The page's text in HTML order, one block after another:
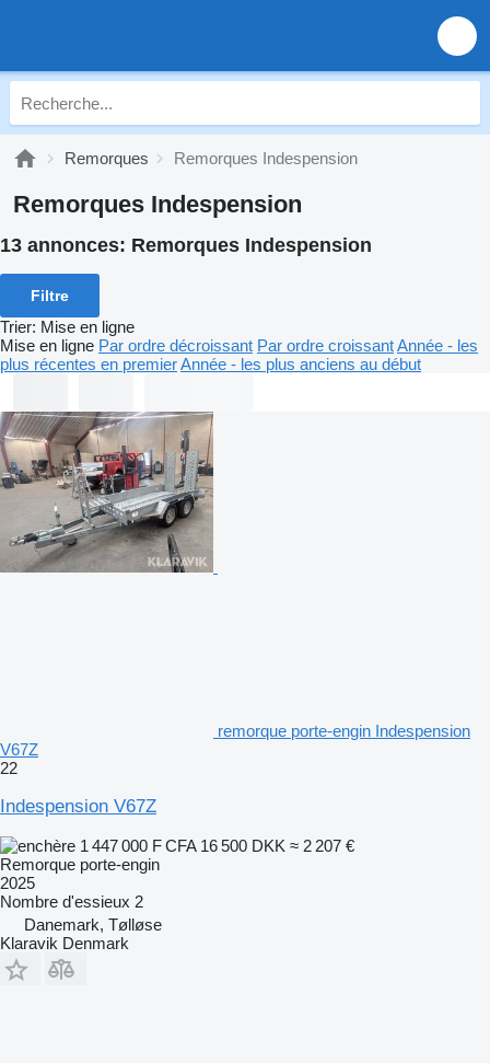
Remorques Remorques Indespension
Remorques Indespension
13 annonces: Remorques Indespension
Filtre
Trier: Mise en ligne
Mise en ligne Par ordre décroissant Par ordre croissantAnnée - les
plus récentes en premierAnnée - les plus anciens au début
remorque porte-engin Indespension
V67Z
22
Indespension V67Z
1 447 000 F CFA 16 500 DKK ≈ 2 207 €
Remorque porte-engin
2025
Nombre d'essieux 2
Danemark, Tølløse
Klaravik Denmark